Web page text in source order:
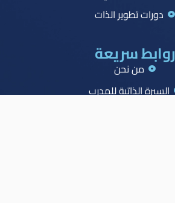
دورات تطوير الذات
روابط سريعة
من نحن
السيرة الذاتية للمدرب